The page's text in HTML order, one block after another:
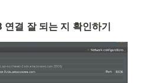
결 잘 되는 지 확인하기